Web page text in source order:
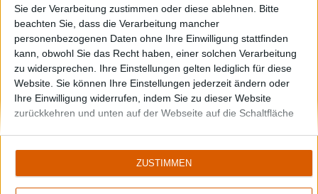
Sie der Verarbeitung zustimmen oder diese ablehnen.
Bitte
beachten Sie, dass die Verarbeitung mancher
personenbezogenen Daten ohne Ihre Einwilligung stattfinden
kann, obwohl Sie das Recht haben, einer solchen Verarbeitung
zu widersprechen. Ihre Einstellungen gelten lediglich für diese
Website. Sie können Ihre Einstellungen jederzeit ändern oder
Ihre Einwilligung widerrufen, indem Sie zu dieser Website
zurückkehren und unten auf der Webseite auf die Schaltfläche
ZUSTIMMEN